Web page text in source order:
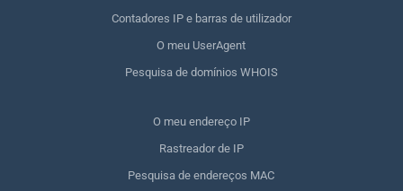
Contadores IP e barras de utilizador
O meu UserAgent
Pesquisa de domínios WHOIS
O meu endereço IP
Rastreador de IP
Pesquisa de endereços MAC